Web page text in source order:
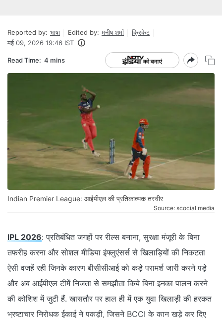
Reported by: भाषा Edited by: मनीष शर्मा
क्रिकेट
मई 09, 2026 19:46 IST
Read Time: 4 mins
Indian Premier League: आईपीएल की प्रतिकात्मक तस्वीर
Source: scocial media
IPL 2026: प्रतिबंधित जगहों पर रील्स बनाना, सुरक्षा मंजूरी के बिना
तफरीह करना और सोशल मीडिया इंफ्लुएंसर्स से खिलाड़ियों की निकटता
ऐसी वजहें रही जिनके कारण बीसीसीआई को कड़े परामर्श जारी करने पड़े
और अब आईपीएल टीमें निजता से समझौता किये बिना इनका पालन करने
की कोशिश में जुटी हैं. खासतौर पर हाल ही में एक युवा खिलाड़ी की हरकत
भ्रष्टाचार निरोधक ईकाई ने पकड़ी, जिसने BCCI के कान खड़े कर दिए